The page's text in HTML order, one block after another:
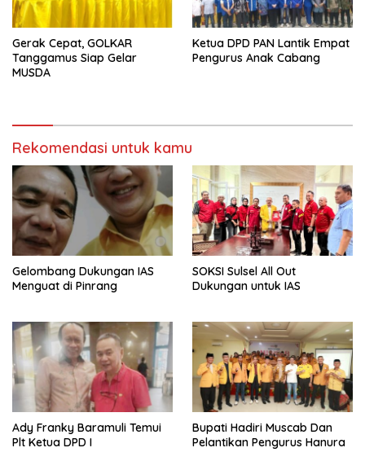
Gerak Cepat, GOLKAR
Tanggamus Siap Gelar
MUSDA
Ketua DPD PAN Lantik Empat
Pengurus Anak Cabang
Rekomendasi untuk kamu
Gelombang Dukungan IAS
Menguat di Pinrang
SOKSI Sulsel All Out
Dukungan untuk IAS
Ady Franky Baramuli Temui
Plt Ketua DPD I
Bupati Hadiri Muscab Dan
Pelantikan Pengurus Hanura